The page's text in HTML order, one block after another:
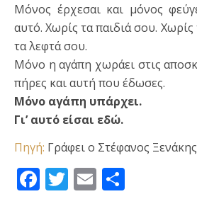
Μόνος έρχεσαι και μόνος
αυτό. Χωρίς τα παιδιά σου.
τα λεφτά σου.
Μόνο η αγάπη χωράει στις
πήρες και αυτή που έδωσες.
Μόνο αγάπη υπάρχει.
Γι’ αυτό είσαι εδώ.
Πηγή: Γράφει ο Στέφανος Ξενάκης
Facebook
Twitter
Email